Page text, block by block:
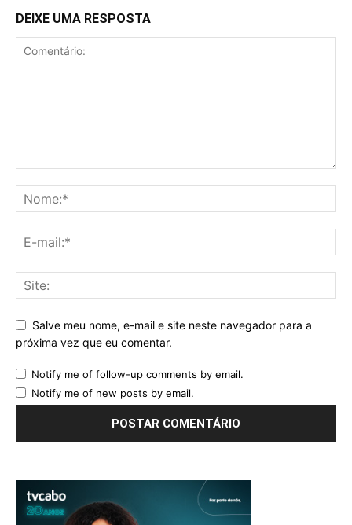
DEIXE UMA RESPOSTA
Salve meu nome, e-mail e site neste navegador para a
próxima vez que eu comentar.
Notify me of follow-up comments by email.
Notify me of new posts by email.